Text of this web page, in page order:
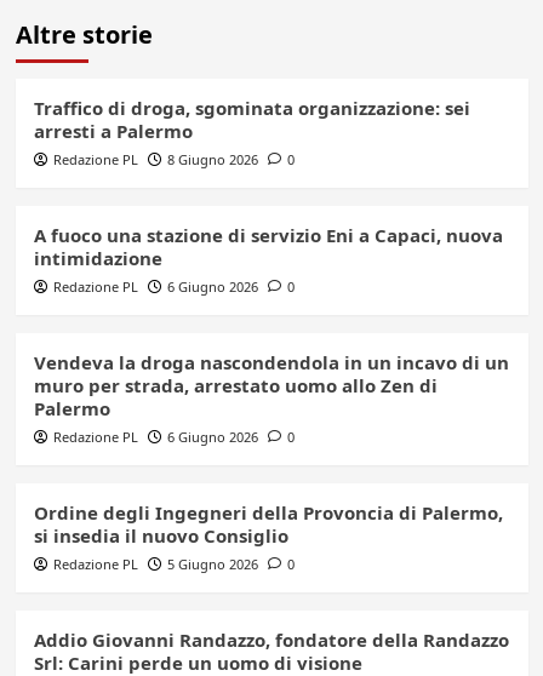
Altre storie
Traffico di droga, sgominata organizzazione: sei
arresti a Palermo
Redazione PL 8 Giugno 2026 0
A fuoco una stazione di servizio Eni a Capaci, nuova
intimidazione
Redazione PL 6 Giugno 2026 0
Vendeva la droga nascondendola in un incavo di un
muro per strada, arrestato uomo allo Zen di
Palermo
Redazione PL 6 Giugno 2026 0
Ordine degli Ingegneri della Provoncia di Palermo,
si insedia il nuovo Consiglio
Redazione PL 5 Giugno 2026 0
Addio Giovanni Randazzo, fondatore della Randazzo
Srl: Carini perde un uomo di visione